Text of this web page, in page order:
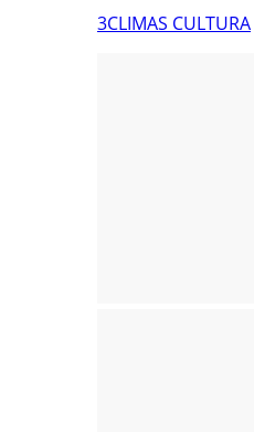
3CLIMAS CULTURA